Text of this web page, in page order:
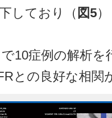
しており（ 図5
10症例の解析
との良好な相関